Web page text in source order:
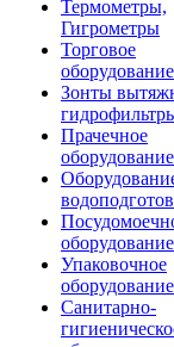
Термометры,
Гигрометры
Торговое
оборудование
Зонты
Прачечное
оборудование
оборудование
Упаковочное
оборудование
Санитарно-